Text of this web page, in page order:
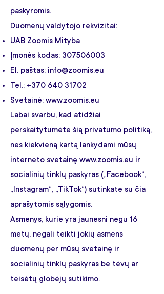
paskyromis.
Duomenų valdytojo rekvizitai:
UAB Zoomis Mityba
Įmonės kodas: 307506003
El. paštas: info@zoomis.eu
Tel.: +370 640 31702
Svetainė: www.zoomis.eu
Labai svarbu, kad atidžiai
perskaitytumėte šią privatumo politiką,
nes kiekvieną kartą lankydami mūsų
interneto svetainę www.zoomis.eu ir
socialinių tinklų paskyras („Facebook“,
„Instagram“, „TikTok“) sutinkate su čia
aprašytomis sąlygomis.
Asmenys, kurie yra jaunesni negu 16
metų, negali teikti jokių asmens
duomenų per mūsų svetainę ir
socialinių tinklų paskyras be tėvų ar
teisėtų globėjų sutikimo.